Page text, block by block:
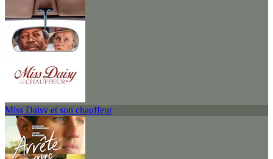
Miss Daisy et son chauffeur